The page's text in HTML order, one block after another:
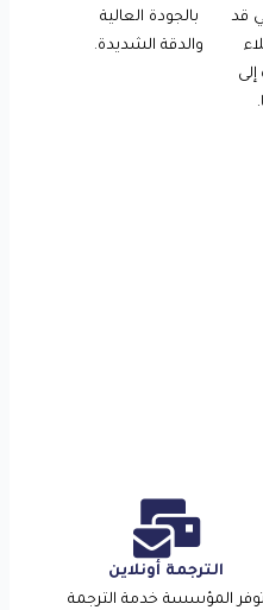
قد
بالجودة العالية
والدقة الشديدة.
الترجمة أونلاين
توفر المؤسسة خدمة الترجمة